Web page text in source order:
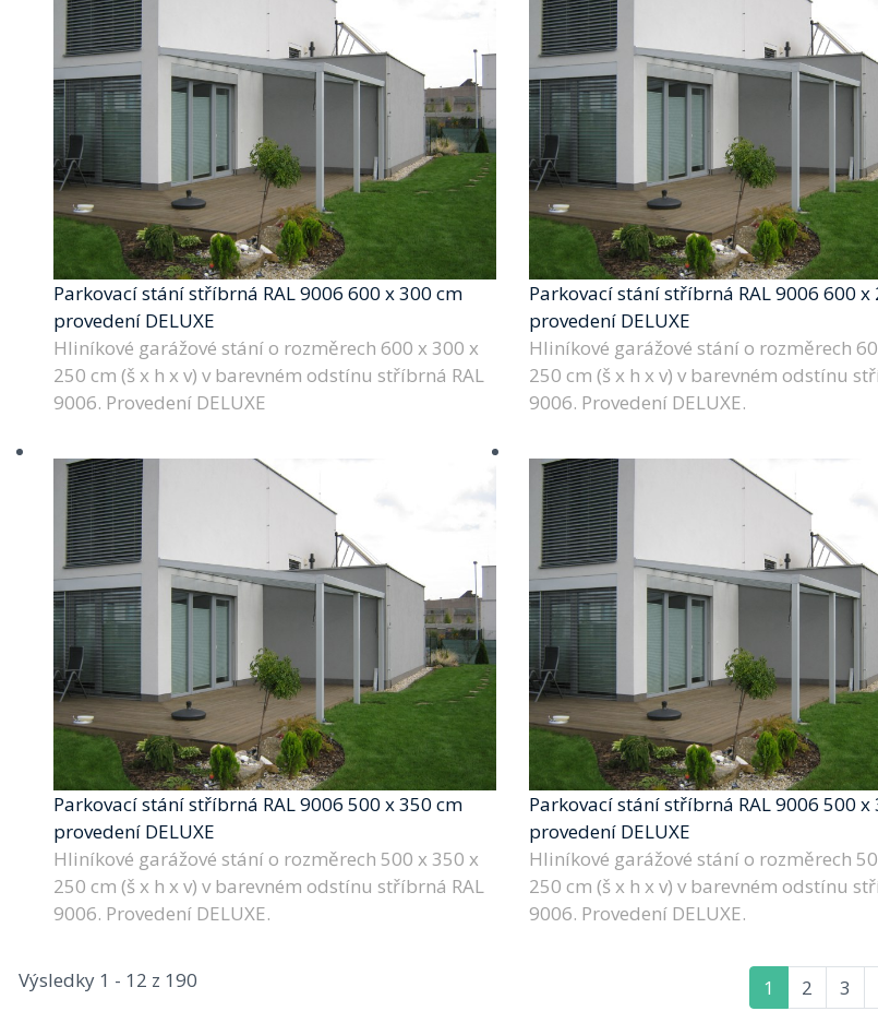
Parkovací stání stříbrná RAL 9006 600 x 300 cm
provedení DELUXE
Hliníkové garážové stání o rozměrech 600 x 300 x
250 cm (š x h x v) v barevném odstínu stříbrná RAL
9006. Provedení DELUXE
Parkovací stání stříbrná RAL 9006 600 x
provedení DELUXE
Hliníkové garážové stání o rozměrech
250 cm (š x h x v) v barevném odstínu
9006. Provedení DELUXE.
Parkovací stání stříbrná RAL 9006 500 x 350 cm
provedení DELUXE
Hliníkové garážové stání o rozměrech 500 x 350 x
250 cm (š x h x v) v barevném odstínu stříbrná RAL
9006. Provedení DELUXE.
Parkovací stání stříbrná RAL 9006 500 x
provedení DELUXE
Hliníkové garážové stání o rozměrech
250 cm (š x h x v) v barevném odstínu
9006. Provedení DELUXE.
Výsledky 1 - 12 z 190 1 2 3